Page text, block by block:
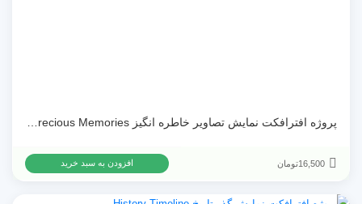
پروژه افترافکت نمایش تصاویر خاطره انگیز My Precious Memories
16,500تومان افزودن به سبد خرید